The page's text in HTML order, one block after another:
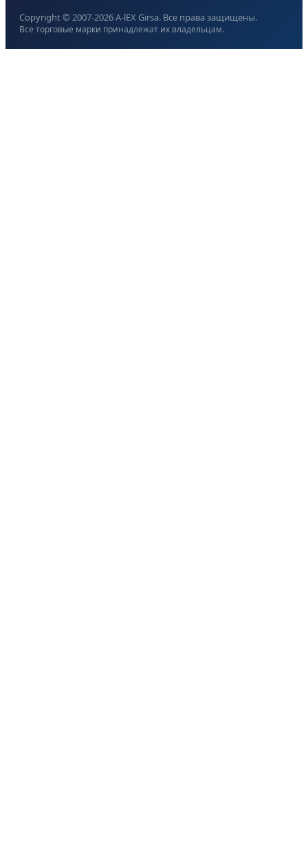
Copyright © 2007-2026A-lEX Girsa. Все права защищены.
Все торговые марки принадлежат их владельцам.